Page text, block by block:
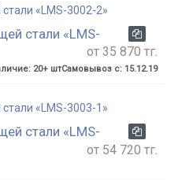
стали «LMS-
от 35 870 тг.
20+ штСамовывоз с: 15.12.19
стали «LMS-
от 54 720 тг.